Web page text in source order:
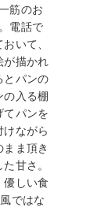
筋のお
電話で
いて、
が描かれ
とパンの
の入る棚
てパンを
けながら
ま頂き
甘さ。
優しい食
ではな